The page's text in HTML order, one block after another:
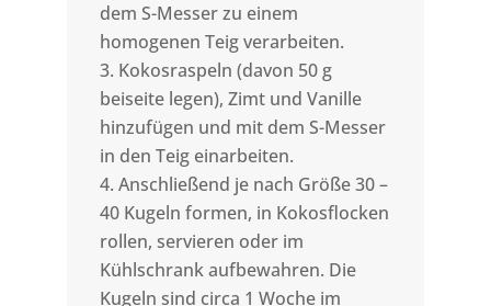
dem S-Messer zu einem
homogenen Teig verarbeiten.
Kokosraspeln (davon 50 g
beiseite legen), Zimt und Vanille
hinzufügen und mit dem S-Messer
in den Teig einarbeiten.
Anschließend je nach Größe 30 –
40 Kugeln formen, in Kokosflocken
rollen, servieren oder im
Kühlschrank aufbewahren. Die
Kugeln sind circa 1 Woche im